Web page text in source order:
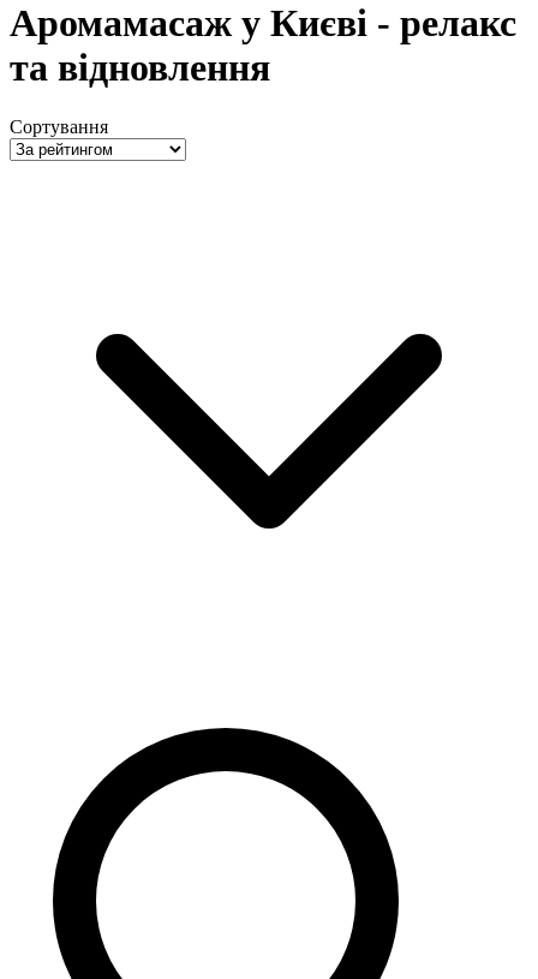
Аромамасаж у Києві - релакс
та відновлення
Сортування